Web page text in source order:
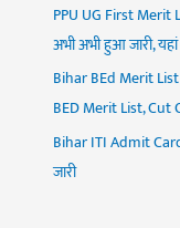
PPU UG First Merit
अभी अभी हुआ जारी,
Bihar BEd Merit
BED Merit List,
Bihar ITI Admit Card
जारी